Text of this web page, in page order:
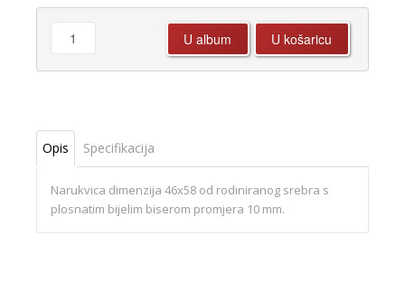
Opis Specifikacija
Narukvica dimenzija 46x58 od rodiniranog srebra s
plosnatim bijelim biserom promjera 10 mm.